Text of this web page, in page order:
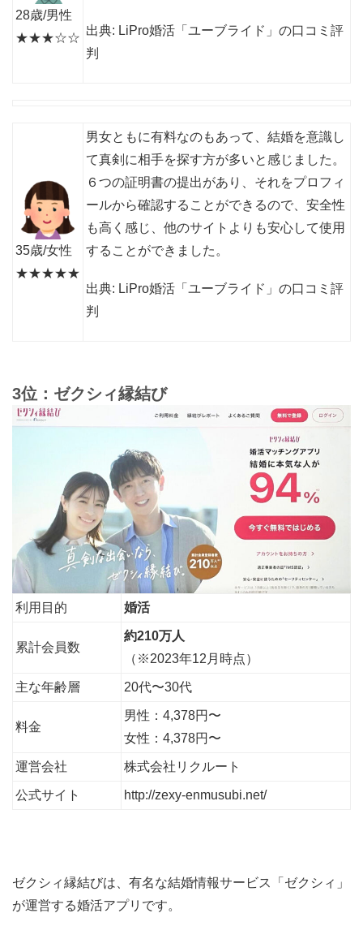
28歳/男性
★★★☆☆
出典: LiPro婚活「ユーブライド」の口コミ評
判
35歳/女性
★★★★★
男女ともに有料なのもあって、結婚を意識し
て真剣に相手を探す方が多いと感じました。
６つの証明書の提出があり、それをプロフィ
ールから確認することができるので、安全性
も高く感じ、他のサイトよりも安心して使用
することができました。
出典: LiPro婚活「ユーブライド」の口コミ評
判
3位：ゼクシィ縁結び
利用目的 婚活
累計会員数
約210万人
（※2023年12月時点）
主な年齢層 20代〜30代
料金
男性：4,378円〜
女性：4,378円〜
運営会社 株式会社リクルート
公式サイト http://zexy-enmusubi.net/
ゼクシィ縁結びは、有名な結婚情報サービス「ゼクシィ」
が運営する婚活アプリです。